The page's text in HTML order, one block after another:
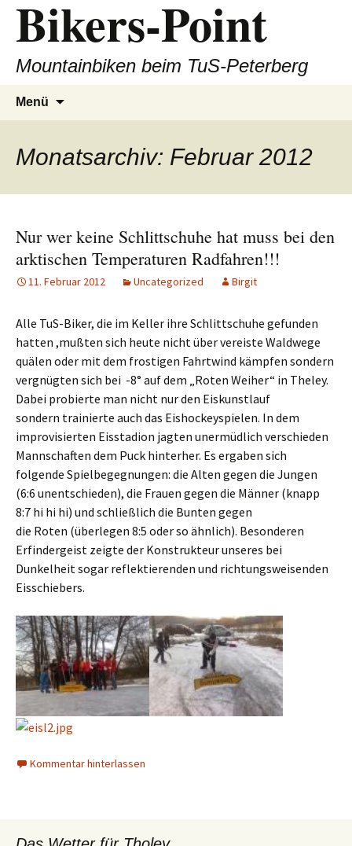
Zum
Inhalt
springen
Bikers-Point
Mountainbiken beim TuS-Peterberg
Menü
Monatsarchiv: Februar 2012
Nur wer keine Schlittschuhe hat muss bei den
arktischen Temperaturen Radfahren!!!
11. Februar 2012 Uncategorized Birgit
Alle TuS-Biker, die im Keller ihre Schlittschuhe gefunden
hatten ,mußten sich heute nicht über vereiste Waldwege
quälen oder mit dem frostigen Fahrtwind kämpfen sondern
vergnügten sich bei -8° auf dem „Roten Weiher“ in Theley.
Dabei probierte man nicht nur den Eiskunstlauf
sondern trainierte auch das Eishockeyspielen. In dem
improvisierten Eisstadion jagten unermüdlich verschieden
Mannschaften dem Puck hinterher. Es ergaben sich
folgende Spielbegegnungen: die Alten gegen die Jungen
(6:6 unentschieden), die Frauen gegen die Männer (knapp
8:7 hi hi hi) und schließlich die Bunten gegen
die Roten (überlegen 8:5 oder so ähnlich). Besonderen
Erfindergeist zeigte der Konstrukteur unseres bei
Dunkelheit sogar reflektierenden und richtungsweisenden
Eisschiebers.
Kommentar hinterlassen